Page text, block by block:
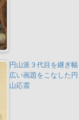
円山派３代目を継ぎ幅
広い画題をこなした円
山応震